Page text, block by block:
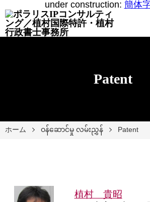
under construction: 簡体
Patent
ホーム ဝန်ဆောင်မှု လမ်းညွှန် Patent
植村 貴昭